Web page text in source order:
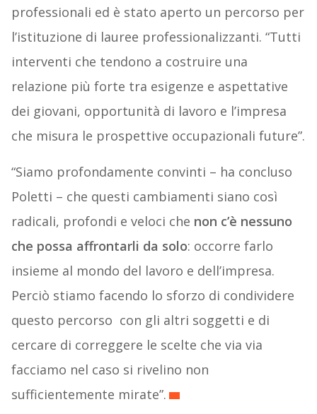
professionali ed è stato aperto un percorso per
l’istituzione di lauree professionalizzanti. “Tutti
interventi che tendono a costruire una
relazione più forte tra esigenze e aspettative
dei giovani, opportunità di lavoro e l’impresa
che misura le prospettive occupazionali future”.
“Siamo profondamente convinti – ha concluso
Poletti – che questi cambiamenti siano così
radicali, profondi e veloci che non c’è nessuno
che possa affrontarli da solo: occorre farlo
insieme al mondo del lavoro e dell’impresa.
Perciò stiamo facendo lo sforzo di condividere
questo percorso con gli altri soggetti e di
cercare di correggere le scelte che via via
facciamo nel caso si rivelino non
sufficientemente mirate”.